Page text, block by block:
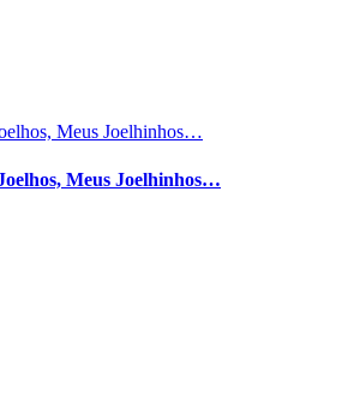
Meus Joelhinhos…
Meus Joelhinhos…